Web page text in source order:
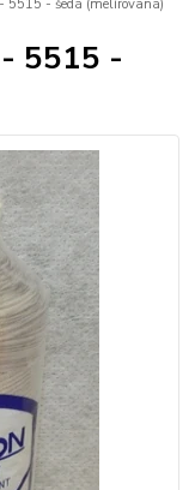
- šedá (melírovaná)
5515 -